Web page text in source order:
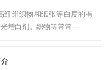
纤维织物和纸张等白度的有
增白剂。织物等常常···